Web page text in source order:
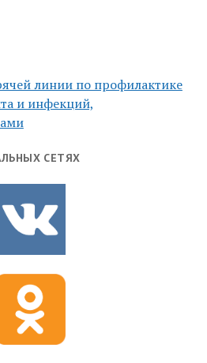
линии по профилактике
и инфекций,
СЕТЯХ